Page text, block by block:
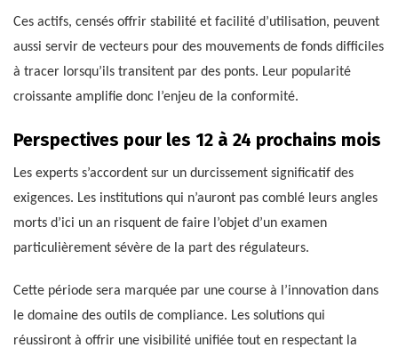
Ces actifs, censés offrir stabilité et facilité d’utilisation, peuvent
aussi servir de vecteurs pour des mouvements de fonds difficiles
à tracer lorsqu’ils transitent par des ponts. Leur popularité
croissante amplifie donc l’enjeu de la conformité.
Perspectives pour les 12 à 24 prochains mois
Les experts s’accordent sur un durcissement significatif des
exigences. Les institutions qui n’auront pas comblé leurs angles
morts d’ici un an risquent de faire l’objet d’un examen
particulièrement sévère de la part des régulateurs.
Cette période sera marquée par une course à l’innovation dans
le domaine des outils de compliance. Les solutions qui
réussiront à offrir une visibilité unifiée tout en respectant la